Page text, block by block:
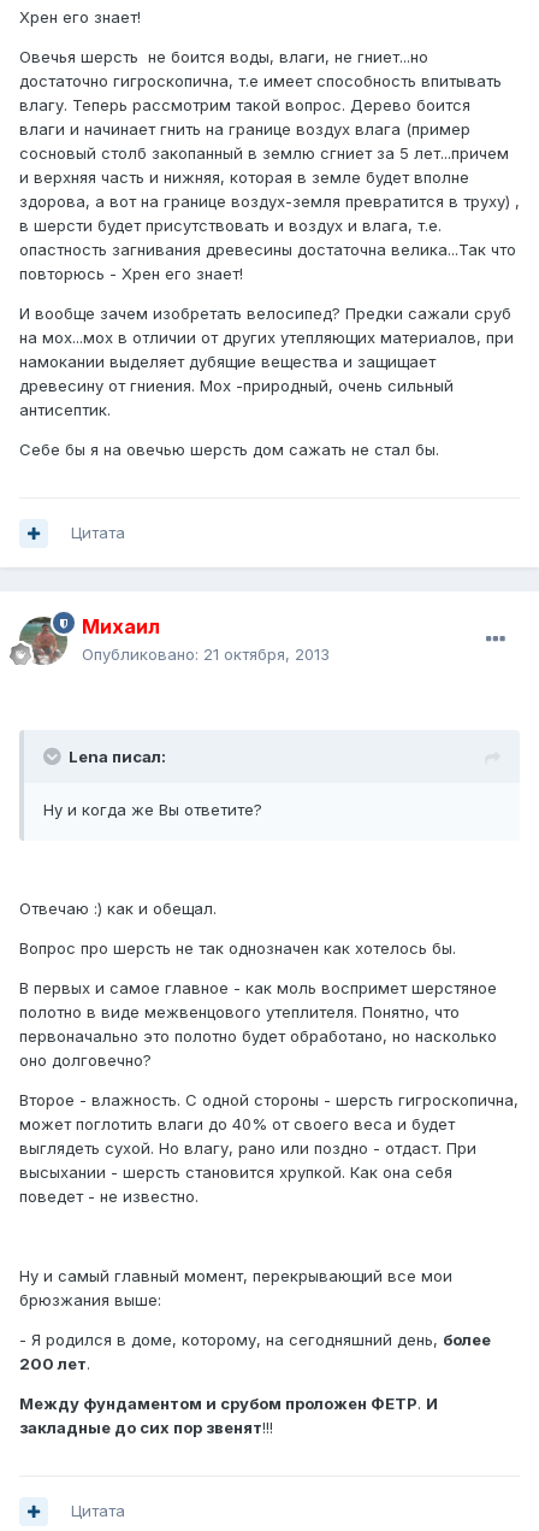
Хрен его знает!
Овечья шерсть не боится воды, влаги, не гниет...но
достаточно гигроскопична, т.е имеет способность впитывать
влагу. Теперь рассмотрим такой вопрос. Дерево боится
влаги и начинает гнить на границе воздух влага (пример
сосновый столб закопанный в землю сгниет за 5 лет...причем
и верхняя часть и нижняя, которая в земле будет вполне
здорова, а вот на границе воздух-земля превратится в труху) ,
в шерсти будет присутствовать и воздух и влага, т.е.
опастность загнивания древесины достаточна велика...Так что
повторюсь - Хрен его знает!
И вообще зачем изобретать велосипед? Предки сажали сруб
на мох...мох в отличии от других утепляющих материалов, при
намокании выделяет дубящие вещества и защищает
древесину от гниения. Мох -природный, очень сильный
антисептик.
Себе бы я на овечью шерсть дом сажать не стал бы.
Цитата
Михаил
Опубликовано: 21 октября, 2013
Lena писал:
Ну и когда же Вы ответите?
Отвечаю :) как и обещал.
Вопрос про шерсть не так однозначен как хотелось бы.
В первых и самое главное - как моль воспримет шерстяное
полотно в виде межвенцового утеплителя. Понятно, что
первоначально это полотно будет обработано, но насколько
оно долговечно?
Второе - влажность. С одной стороны - шерсть гигроскопична,
может поглотить влаги до 40% от своего веса и будет
выглядеть сухой. Но влагу, рано или поздно - отдаст. При
высыхании - шерсть становится хрупкой. Как она себя
поведет - не известно.
Ну и самый главный момент, перекрывающий все мои
брюзжания выше:
- Я родился в доме, которому, на сегодняшний день, более
200 лет.
Между фундаментом и срубом проложен ФЕТР. И
закладные до сих пор звенят!!!
Цитата